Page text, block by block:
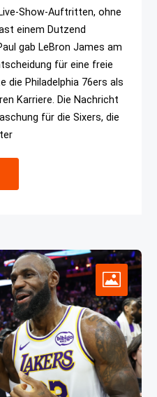
Show-Auftritten, ohne
einem Dutzend
gab LeBron James am
für eine freie
die Philadelphia 76ers als
Karriere. Die Nachricht
für die Sixers, die